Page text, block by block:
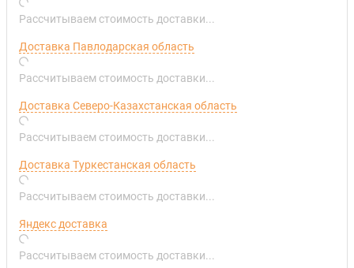
Рассчитываем стоимость доставки...
Доставка Павлодарская область
Рассчитываем стоимость доставки...
Доставка Северо-Казахстанская область
Рассчитываем стоимость доставки...
Доставка Туркестанская область
Рассчитываем стоимость доставки...
Яндекс доставка
Рассчитываем стоимость доставки...